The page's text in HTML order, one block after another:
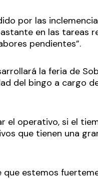
por las
en las tareas
pendientes”.
la feria de
del bingo a cargo
el operativo, si el
que tienen una
que estemos